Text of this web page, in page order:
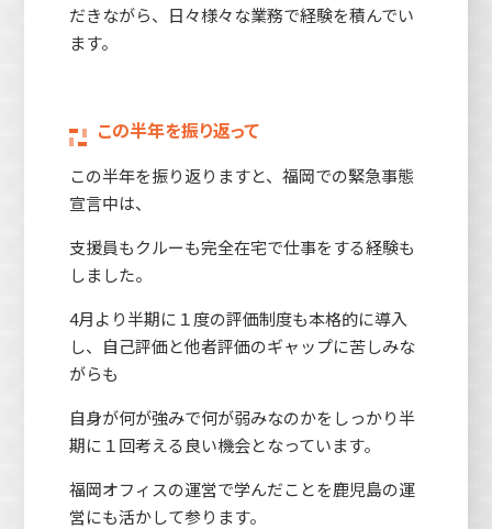
だきながら、日々様々な業務で経験を積んでい
ます。
この半年を振り返って
この半年を振り返りますと、福岡での緊急事態
宣言中は、
支援員もクルーも完全在宅で仕事をする経験も
しました。
4月より半期に１度の評価制度も本格的に導入
し、自己評価と他者評価のギャップに苦しみな
がらも
自身が何が強みで何が弱みなのかをしっかり半
期に１回考える良い機会となっています。
福岡オフィスの運営で学んだことを鹿児島の運
営にも活かして参ります。